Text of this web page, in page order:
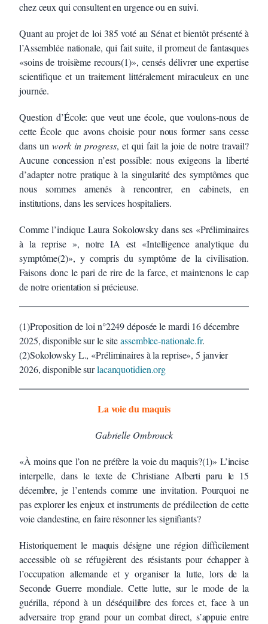
chez ceux qui consultent en urgence ou en suivi.
Quant au projet de loi 385 voté au Sénat et bientôt présenté à
l’Assemblée nationale, qui fait suite, il promeut de fantasques
«soins de troisième recours(1)», censés délivrer une expertise
scientifique et un traitement littéralement miraculeux en une
journée.
Question d’École: que veut une école, que voulons-nous de
cette École que avons choisie pour nous former sans cesse
dans un work in progress, et qui fait la joie de notre travail?
Aucune concession n’est possible: nous exigeons la liberté
d’adapter notre pratique à la singularité des symptômes que
nous sommes amenés à rencontrer, en cabinets, en
institutions, dans les services hospitaliers.
Comme l’indique Laura Sokolowsky dans ses «Préliminaires
à la reprise », notre IA est «Intelligence analytique du
symptôme(2)», y compris du symptôme de la civilisation.
Faisons donc le pari de rire de la farce, et maintenons le cap
de notre orientation si précieuse.
(1)Proposition de loi n°2249 déposée le mardi 16 décembre
2025, disponible sur le siteassemblee-nationale.fr.
(2)Sokolowsky L., «Préliminaires à la reprise», 5 janvier
2026, disponible surlacanquotidien.org
La voie du maquis
Gabrielle Ombrouck
«À moins que l’on ne préfère la voie du maquis?(1)» L’incise
interpelle, dans le texte de Christiane Alberti paru le 15
décembre, je l’entends comme une invitation. Pourquoi ne
pas explorer les enjeux et instruments de prédilection de cette
voie clandestine, en faire résonner les signifiants?
Historiquement le maquis désigne une région difficilement
accessible où se réfugièrent des résistants pour échapper à
l’occupation allemande et y organiser la lutte, lors de la
Seconde Guerre mondiale. Cette lutte, sur le mode de la
guérilla, répond à un déséquilibre des forces et, face à un
adversaire trop grand pour un combat direct, s’appuie entre